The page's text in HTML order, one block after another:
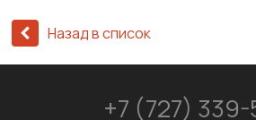
Назад в список
+7 (727)